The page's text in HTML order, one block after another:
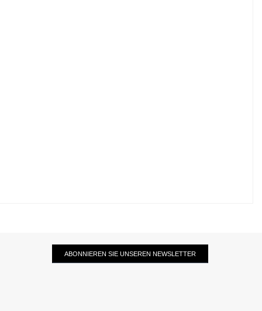
ABONNIEREN SIE UNSEREN NEWSLETTER